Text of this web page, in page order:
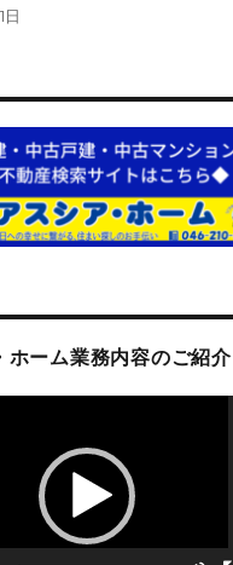
日
ホーム業務内容のご紹介